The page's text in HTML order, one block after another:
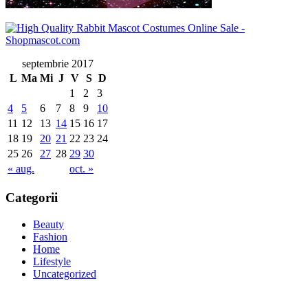
septembrie 2017
L Ma Mi J V S D
« aug. oct. »
1 2
3
4
5 6 7 8 9
10
11 12 13 14 15 16 17
18 19 20 21 22 23 24
25 26 27 28 29 30
Categorii
Beauty
Fashion
Home
Lifestyle
Uncategorized